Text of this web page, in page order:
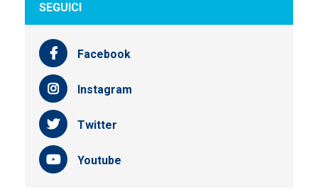
SEGUICI
Facebook
Instagram
Twitter
Youtube